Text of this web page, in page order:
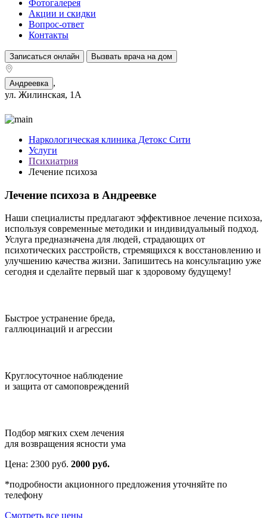
Фотогалерея
Акции и скидки
Вопрос-ответ
Контакты
Записаться онлайн Вызвать врача на дом
Андреевка ,
ул. Жилинская, 1А
Наркологическая клиника Детокс Сити
Услуги
Психиатрия
Лечение психоза
Лечение психоза в Андреевке
Наши специалисты предлагают эффективное лечение психоза,
используя современные методики и индивидуальный подход.
Услуга предназначена для людей, страдающих от
психотических расстройств, стремящихся к восстановлению и
улучшению качества жизни. Запишитесь на консультацию уже
сегодня и сделайте первый шаг к здоровому будущему!
Быстрое устранение бреда,
галлюцинаций и агрессии
Круглосуточное наблюдение
и защита от самоповреждений
Подбор мягких схем лечения
для возвращения ясности ума
Цена: 2300 руб. 2000 руб.
*подробности акционного предложения уточняйте по
телефону
Смотреть все цены